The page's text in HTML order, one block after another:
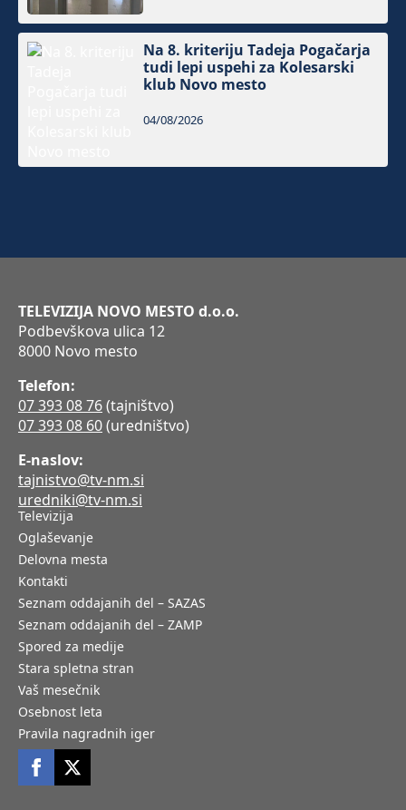
Na 8. kriteriju Tadeja Pogačarja
tudi lepi uspehi za Kolesarski
klub Novo mesto
04/08/2026
TELEVIZIJA NOVO MESTO d.o.o.
Podbevškova ulica 12
8000 Novo mesto
Telefon:
07 393 08 76(tajništvo)
07 393 08 60(uredništvo)
E-naslov:
tajnistvo@tv-nm.si
uredniki@tv-nm.si
Televizija
Oglaševanje
Delovna mesta
Kontakti
Seznam oddajanih del – SAZAS
Seznam oddajanih del – ZAMP
Spored za medije
Stara spletna stran
Vaš mesečnik
Osebnost leta
Pravila nagradnih iger